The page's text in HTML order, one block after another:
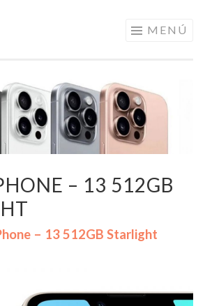
DE
MENÚ
– 13 512GB
– 13 512GB Starlight